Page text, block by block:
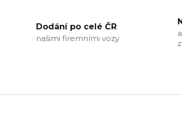
Dodání po celé ČR
našimi firemními vozy